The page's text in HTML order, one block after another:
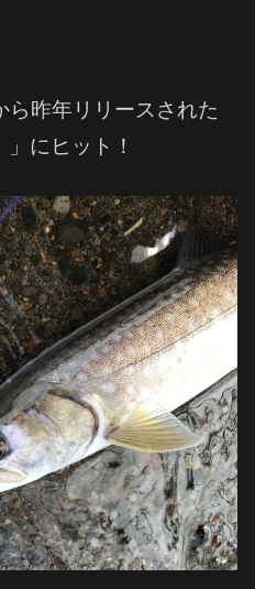
ら昨年リリースされた
」に ヒット！